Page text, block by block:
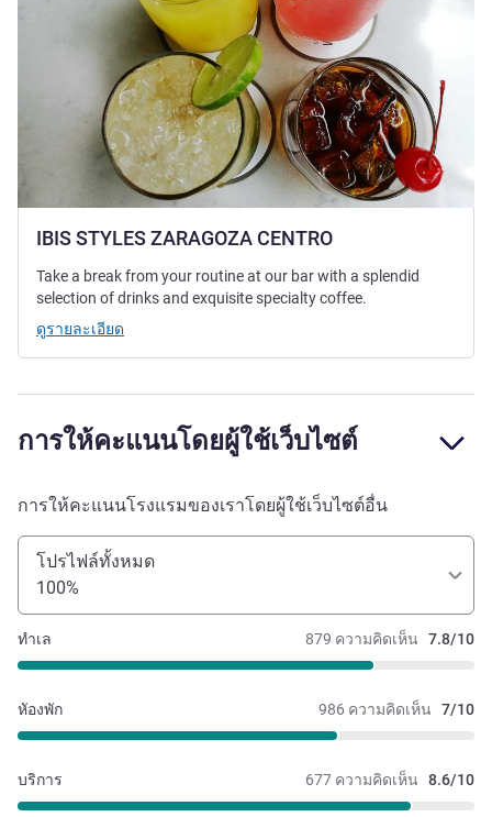
IBIS STYLES ZARAGOZA CENTRO
Take a break from your routine at our bar with a splendid
selection of drinks and exquisite specialty coffee.
ดูรายละเอียด
การให้คะแนนโดยผู้ใช้เว็บไซต์
การให้คะแนนโรงแรมของเราโดยผู้ใช้เว็บไซต์อื่น
โปรไฟล์ทั้งหมด
100%
879 ความคิดเห็น 7.8/10
ทำเล
986 ความคิดเห็น 7/10
หัองพัก
677 ความคิดเห็น 8.6/10
บริการ